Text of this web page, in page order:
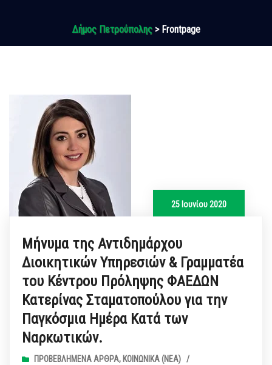
Δήμος Πετρούπολης> Frontpage
25 Ιουνίου 2020
Μήνυμα της Αντιδημάρχου
Διοικητικών Υπηρεσιών & Γραμματέα
του Κέντρου Πρόληψης ΦΑΕΔΩΝ
Κατερίνας Σταματοπούλου για την
Παγκόσμια Ημέρα Κατά των
Ναρκωτικών.
ΠΡΟΒΕΒΛΗΜΈΝΑ ΆΡΘΡΑ, ΚΟΙΝΩΝΙΚΆ (ΝΕΑ) /